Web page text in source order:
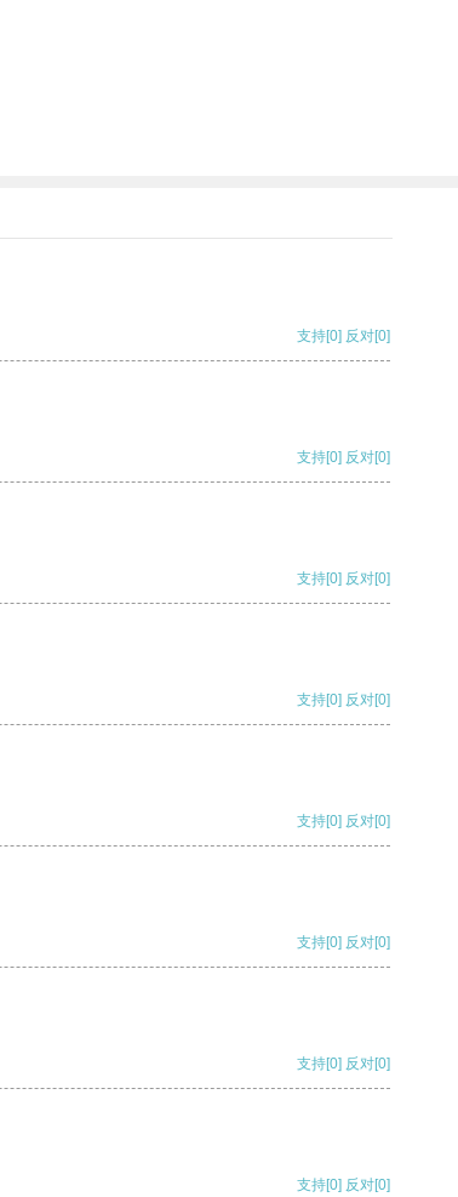
支持[0] 反对[0]
支持[0] 反对[0]
支持[0] 反对[0]
支持[0] 反对[0]
支持[0] 反对[0]
支持[0] 反对[0]
支持[0] 反对[0]
支持[0] 反对[0]